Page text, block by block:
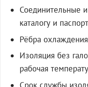
Соединительные
каталогу и
Рёбра
Изоляция без
рабочая